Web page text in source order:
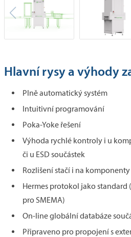
Hlavní rysy a výhody
Plně automatický systém
Intuitivní programování
Poka-Yoke řešení
Výhoda rychlé kontroly i u
či u ESD součástek
Rozlišení stačí i na komponenty
Hermes protokol jako
pro SMEMA)
On-line globální databáze
Připraveno pro propojení s